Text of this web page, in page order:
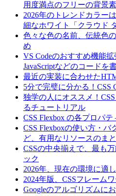
用度満点のフリーの背景
2026年のトレンドカラー
細なホワイト「クラウド
色々な色の名前、伝統色
め
VS Codeのおすすめ機能
JavaScriptなどのコードを
最近の実装に合わせた
5分で完璧に分かる！CSS
独学の人にオススメ！
るチュートリアル
CSS Flexbox の各プロパ
CSS Flexboxの使い方・
ど、有用なリソースのま
CSSの中央揃えで、最も
ック
2026年、現在の環境に適
2024年版、CSSフレーム
Googleのアルゴリズムに